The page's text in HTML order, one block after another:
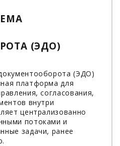
(ЭДО)
(ЭДО)
платформа для
согласования,
внутри
централизованно
потоками и
задачи, ранее